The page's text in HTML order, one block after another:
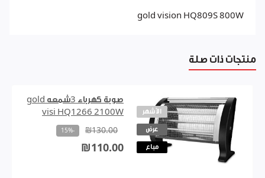
gold vision HQ809S 800W
منتجات ذات صلة
الأشهر
عرض
مباع
صوبة كهرباء 3شمعه gold
visi HQ1266 2100W
₪130.00
-15%
₪110.00